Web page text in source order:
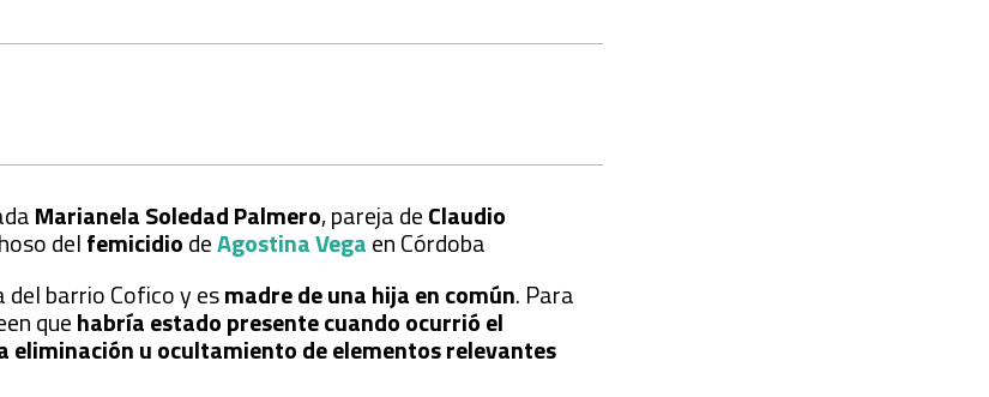
Marianela Soledad Palmero, pareja deClaudio
delfemicidiodeAgostina Vegaen Córdoba
del barrio Cofico y esmadre de una hija en común. Para
quehabría estado presente cuando ocurrió el
eliminación u ocultamiento de elementos relevantes